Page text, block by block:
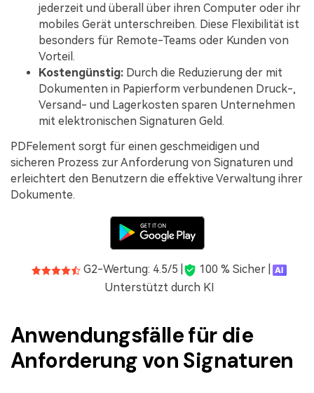
jederzeit und überall über ihren Computer oder ihr
mobiles Gerät unterschreiben. Diese Flexibilität ist
besonders für Remote-Teams oder Kunden von
Vorteil.
Kostengünstig: Durch die Reduzierung der mit
Dokumenten in Papierform verbundenen Druck-,
Versand- und Lagerkosten sparen Unternehmen
mit elektronischen Signaturen Geld.
PDFelement sorgt für einen geschmeidigen und
sicheren Prozess zur Anforderung von Signaturen und
erleichtert den Benutzern die effektive Verwaltung ihrer
Dokumente.
G2-Wertung: 4.5/5 |
100 % Sicher |
Unterstützt durch KI
Anwendungsfälle für die
Anforderung von Signaturen